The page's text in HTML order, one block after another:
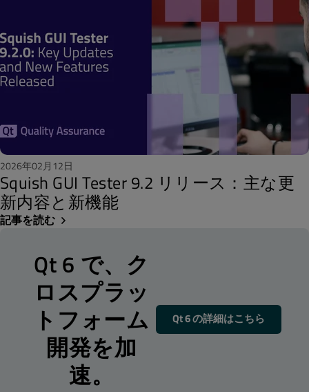
2026年02月12日
Squish GUI Tester 9.2 リリース：主な更
新内容と新機能
記事を読む
Qt 6 で、ク
ロスプラッ
トフォーム
開発を加
速。
Qt 6 の詳細はこちら